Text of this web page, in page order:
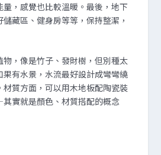
，感覺也比較溫暖。最後，地下
藏區、健身房等等，保持整潔，
，像是竹子、發財樹，但別種太
果有水景，水流最好設計成彎彎繞
質方面，可以用木地板配陶瓷裝
實就是顏色、材質搭配的概念